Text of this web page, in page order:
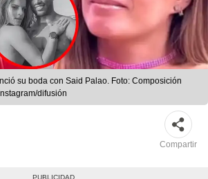
su boda con Said Palao. Foto: Composición
difusión
Compartir